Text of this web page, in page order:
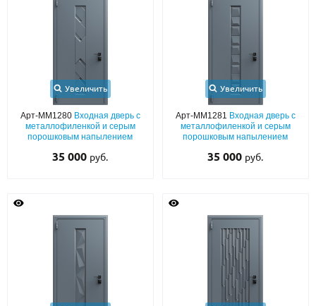
С реечным дизайном
ПО НАЗНАЧЕНИЮ
ПО ОСОБЕННОСТЯМ
ПО КОНСТРУКЦИИ
Популярные двери
Двери со скидкой
ДВЕРИ С ТЕРМОРАЗРЫВОМ
Увеличить
Арт-ММ1280 Входная дверь с
металлофиленкой и серым
порошковым напылением
35 000 руб.
Увеличить
Арт-ММ1281 Входная дверь с
металлофиленкой и серым
порошковым напылением
35 000 руб.